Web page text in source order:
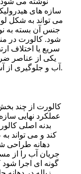
سازه های
می تواند به شکل
جنس آن بسته به
شود. کالورت در
سریع یا اختلاف
یکی از عناصر
آب و جلوگیری از آسیب های زیرساختی محسوب می شود.
کالورت از چند
عملکرد نهایی
بدنه اصلی
کند و می تواند
دهانه طراحی
جریان آب را از
گونه ای اجرا